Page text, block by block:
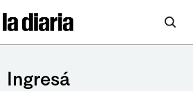
Ingresá